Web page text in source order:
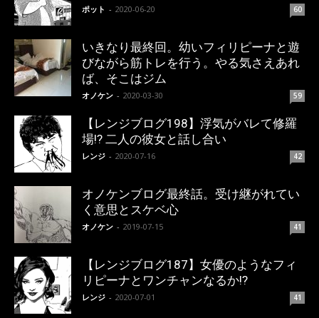
ポット - 2020-06-20 60
いきなり最終回。幼いフィリピーナと遊
びながら筋トレを行う。やる気さえあれ
ば、そこはジム
オノケン - 2020-03-30 59
【レンジブログ198】浮気がバレて修羅
場!? 二人の彼女と話し合い
レンジ - 2020-07-16 42
オノケンブログ最終話。受け継がれてい
く意思とスケベ心
オノケン - 2019-07-15 41
【レンジブログ187】女優のようなフィ
リピーナとワンチャンなるか!?
レンジ - 2020-07-01 41